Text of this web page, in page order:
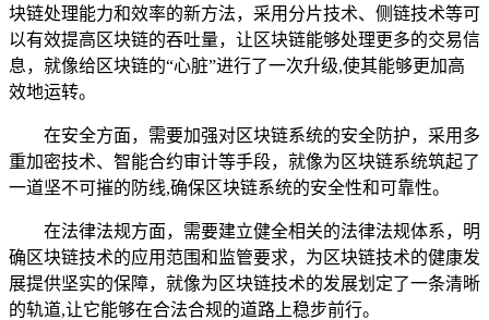
块链处理能力和效率的新方法，采用分片技术、侧链技术等可
以有效提高区块链的吞吐量，让区块链能够处理更多的交易信
息，就像给区块链的“心脏”进行了一次升级,使其能够更加高
效地运转。
在安全方面，需要加强对区块链系统的安全防护，采用多
重加密技术、智能合约审计等手段，就像为区块链系统筑起了
一道坚不可摧的防线,确保区块链系统的安全性和可靠性。
在法律法规方面，需要建立健全相关的法律法规体系，明
确区块链技术的应用范围和监管要求，为区块链技术的健康发
展提供坚实的保障，就像为区块链技术的发展划定了一条清晰
的轨道,让它能够在合法合规的道路上稳步前行。